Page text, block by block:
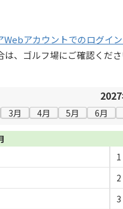
Webアカウントでのログイン
、ゴルフ場にご確認くださ
3月 4月 5月 6月
1
2
3